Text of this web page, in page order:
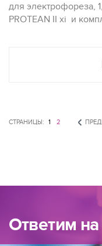
для электрофореза,
PROTEAN II xi и
СТРАНИЦЫ: 1 2
Ответим